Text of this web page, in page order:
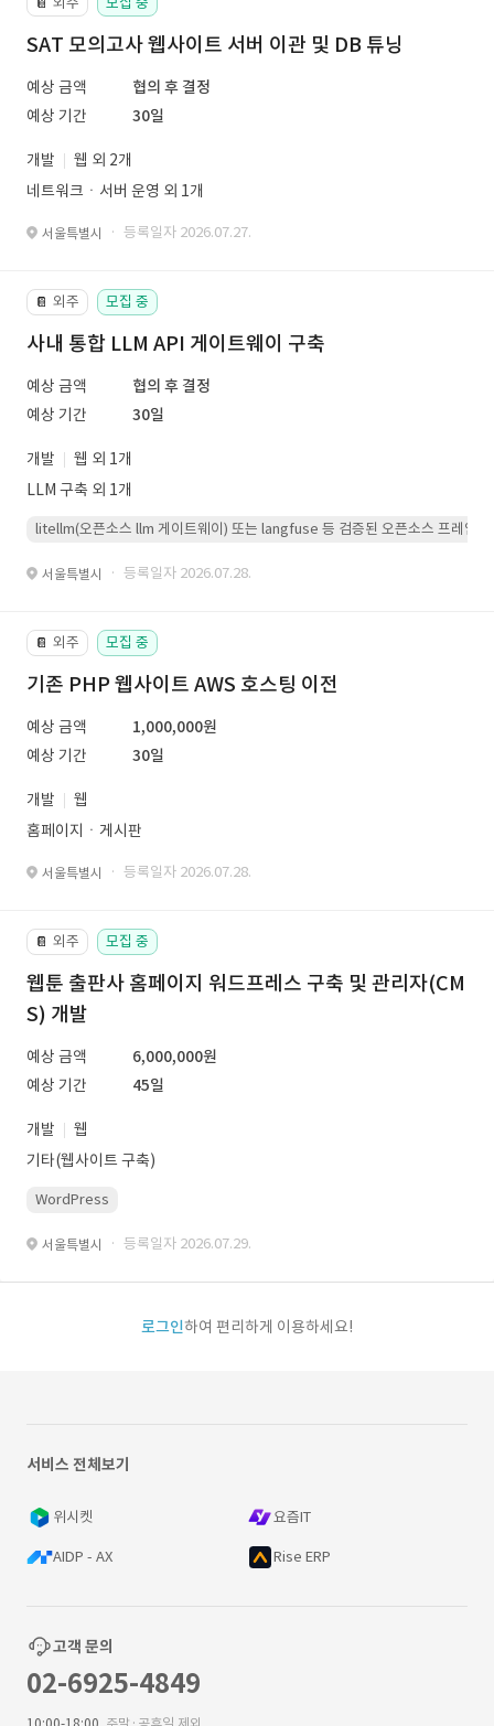
SAT 모의고사 웹사이트 서버 이관 및 DB 튜닝
예상 금액
협의 후 결정
예상 기간
30일
개발
웹 외 2개
네트워크ㆍ서버 운영 외 1개
서울특별시 · 등록일자 2026.07.27.
📔 외주 모집 중
사내 통합 LLM API 게이트웨이 구축
예상 금액
협의 후 결정
예상 기간
30일
개발
웹 외 1개
LLM 구축 외 1개
litellm(오픈소스 llm 게이트웨이) 또는 langfuse 등 검증된 오픈소스 프레임워
서울특별시 · 등록일자 2026.07.28.
📔 외주 모집 중
기존 PHP 웹사이트 AWS 호스팅 이전
예상 금액
1,000,000원
예상 기간
30일
개발
웹
홈페이지ㆍ게시판
서울특별시 · 등록일자 2026.07.28.
📔 외주 모집 중
웹툰 출판사 홈페이지 워드프레스 구축 및 관리자(CM
S) 개발
예상 금액
6,000,000원
예상 기간
45일
개발
웹
기타(웹사이트 구축)
WordPress
서울특별시 · 등록일자 2026.07.29.
로그인하여 편리하게 이용하세요!
서비스 전체보기
위시켓 요즘IT
AIDP - AX Rise ERP
고객 문의
02-6925-4849